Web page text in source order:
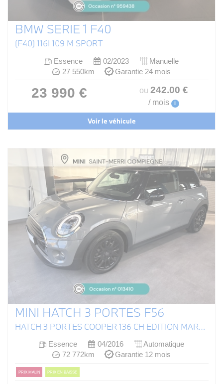
BMW SERIE 1 F40
(F40) 116I 109 M SPORT
Essence 02/2023
Manuelle
27 550km
Garantie 24 mois
23 990 € ou 242.00 €
/ mois i
Voir le véhicule
MINI HATCH 3 PORTES F56
HATCH 3 PORTES COOPER 136 CH EDITION MARYLEBONE A
Essence 04/2016
Automatique
72 772km
Garantie 12 mois
PRIX MALIN PRIX EN BAISSE